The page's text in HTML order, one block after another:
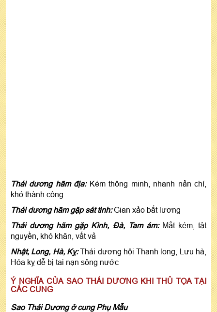
Thái dương hãm địa:Kém thông minh, nhanh nản chí,
khó thành công
Thái dương hãm gặp sát tinh:Gian xảo bất lương
Thái dương hãm gặp Kình, Đà, Tam ám:Mắt kém, tật
nguyền, khó khăn, vất vả
Nhật, Long, Hà, Kỵ:Thái dương hội Thanh long, Lưu hà,
Hóa kỵ dễ bị tai nạn sông nước
Ý NGHĨA CỦA SAO THÁI DƯƠNG KHI THỦ TỌA TẠI
CÁC CUNG
Sao Thái Dương ở cung Phụ Mẫu